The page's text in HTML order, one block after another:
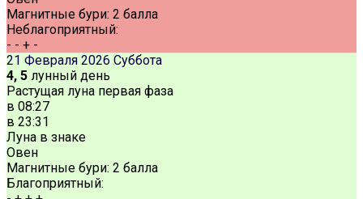
Магнитные бури: 2 балла
Неблагоприятный:
- - + -
21 Февраля 2026 Суббота
4, 5 лунный день
Растущая луна первая фаза
в 08:27
в 23:31
Луна в знаке
Овен
Магнитные бури: 2 балла
Благоприятный: